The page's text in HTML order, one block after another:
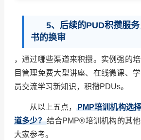
5、后续的PUD积攒服
书的换审
，通过哪些渠道来积攒。实例强的
目管理免费大型讲座、在线微课、
员交流学习新知识，积攒PDUs。
从以上五点，PMP培训机构选
道多少？结合PMP®培训机构的其
大家参考。